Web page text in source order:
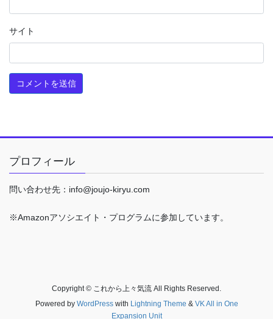
サイト
プロフィール
問い合わせ先：info@joujo-kiryu.com
※Amazonアソシエイト・プログラムに参加しています。
Copyright © これから上々気流 All Rights Reserved.
Powered by WordPresswith Lightning Theme & VK All in One
Expansion Unit